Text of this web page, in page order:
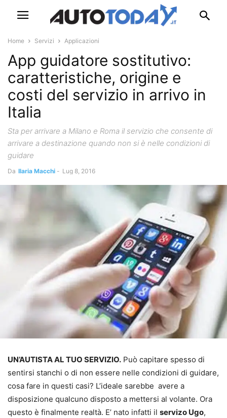
Home Servizi Applicazioni
App guidatore sostitutivo:
caratteristiche, origine e
costi del servizio in arrivo in
Italia
Sta per arrivare a Milano e Roma il servizio che consente di
arrivare a destinazione quando non si è nelle condizioni di
guidare
Da Ilaria Macchi - Lug 8, 2016
UN’AUTISTA AL TUO SERVIZIO. Può capitare spesso di
sentirsi stanchi o di non essere nelle condizioni di guidare,
cosa fare in questi casi? L’ideale sarebbe avere a
disposizione qualcuno disposto a mettersi al volante. Ora
questo è finalmente realtà. E’ nato infatti il servizo Ugo,